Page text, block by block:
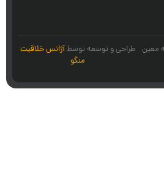
طراحی و توسعه توسطآژانس خلاقیت